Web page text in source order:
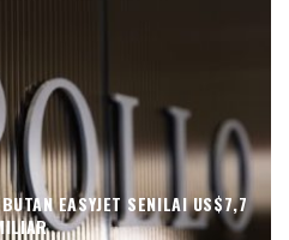
EASYJET SENILAI US$7,7